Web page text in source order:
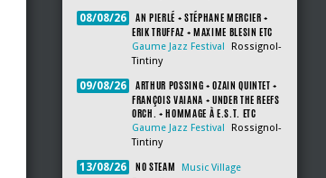
08/08/26
AN PIERLÉ + STÉPHANE MERCIER +
ERIK TRUFFAZ + MAXIME BLESIN ETC
Gaume Jazz Festival
Rossignol-
Tintiny
09/08/26
ARTHUR POSSING + OZAIN QUINTET +
FRANÇOIS VAIANA + UNDER THE REEFS
ORCH. + HOMMAGE À E.S.T. ETC
Gaume Jazz Festival
Rossignol-
Tintiny
13/08/26 NO STEAM
Music Village